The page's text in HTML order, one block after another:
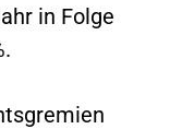
in Folge